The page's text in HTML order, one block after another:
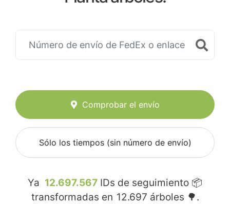
Comprobar el envío
Sólo los tiempos (sin número de envío)
Ya 12.697.567 IDs de seguimiento 📦
transformadas en 12.697 árboles 🌳.